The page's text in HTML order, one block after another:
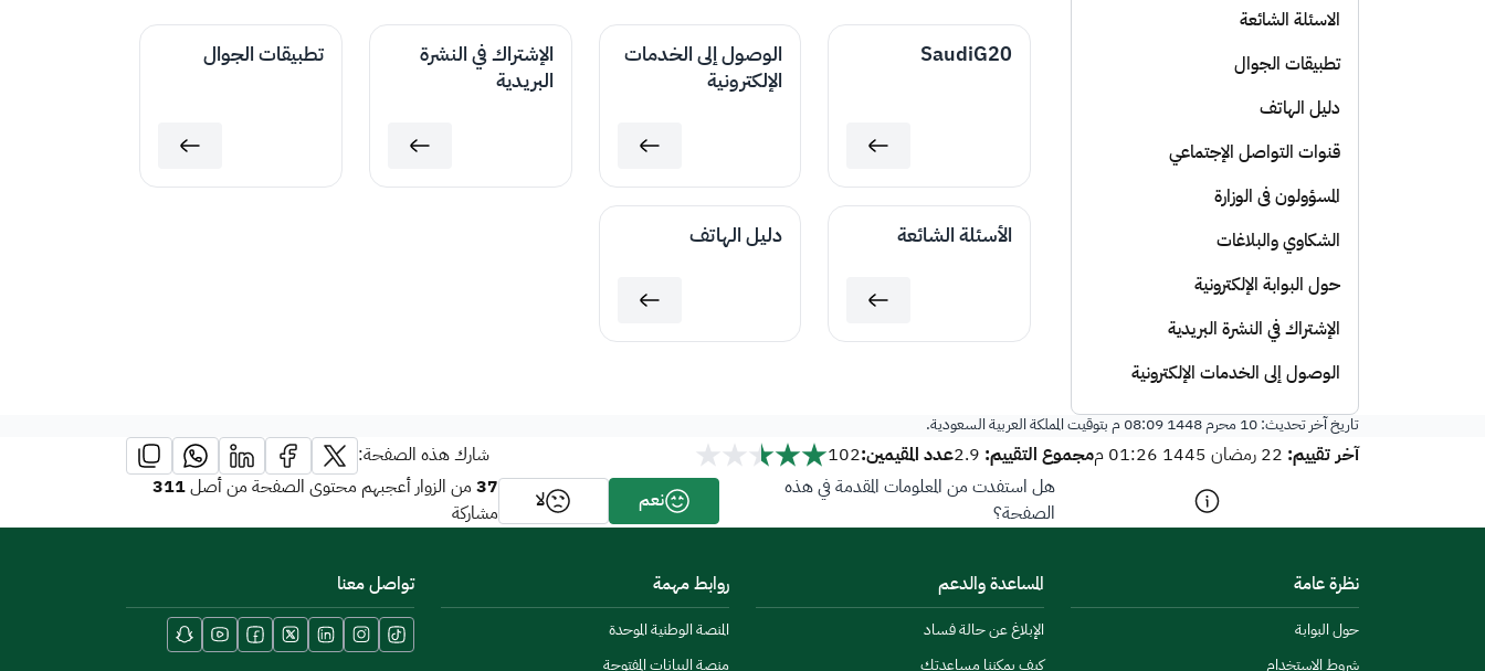
الاسئلة الشائعة
تطبيقات الجوال
دليل الهاتف
قنوات التواصل الإجتماعي
المسؤولون فى الوزارة
الشكاوي والبلاغات
حول البوابة الإلكترونية
الإشتراك في النشرة البريدية
الوصول إلى الخدمات الإلكترونية
SaudiG20 الوصول إلى الخدمات
الإلكترونية
الإشتراك في النشرة
البريدية
تطبيقات الجوال
الأسئلة الشائعة دليل الهاتف
تاريخ آخر تحديث:10 محرم 1448 08:09 م بتوقيت المملكة العربية السعودية.
آخر تقييم: 22 رمضان 1445 01:26 م مجموع التقييم: 2.9عدد المقيمين:102
شارك هذه الصفحة:
هل استفدت من المعلومات المقدمة في هذه
الصفحة؟
نعم لا 37 من الزوار أعجبهم محتوى الصفحة من أصل311
مشاركة
نظرة عامة
حول البوابة
المساعدة والدعم
الإبلاغ عن حالة فساد
روابط مهمة
المنصة الوطنية الموحدة
تواصل معنا